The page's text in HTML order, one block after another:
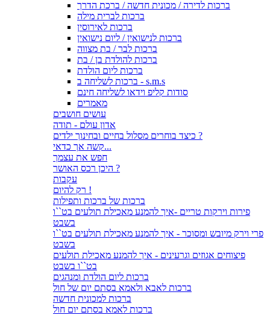
ברכות לדירה / מכונית חדשה / ברכת הדרך
ברכות לברית מילה
ברכות לאירוסין
ברכות לנישואין / ליום נישואין
ברכות לבר / בת מצווה
ברכות להולדת בן / בת
ברכות ליום הולדת
ברכות לשליחה ב - s.m.s
סודות קליפ וידאו לשליחה חינם
מאמרים
עושים חושבים
אדון עולם - תודה
כיצד בוחרים מסלול בחיים ובחינוך ילדים ?
קשה אך כדאי...
חפש את עצמך
היכן רכס האושר ?
עקבות
רק להיום !
ברכות של ברכות ותפילות
פירות וירקות טריים -איך להמנע מאכילת תולעים בט``ו
בשבט
פרי וירק מיובש ומסוכר - איך להמנע מאכילת תולעים בט``ו
בשבט
פיצוחים אגוזים וגרעינים - איך להמנע מאכילת תולעים
בט``ו בשבט
ברכות ליום הולדת ומנהגים
ברכות לאבא ולאמא בסתם יום של חול
ברכות למכונית חדשה
ברכות לאמא בסתם יום חול